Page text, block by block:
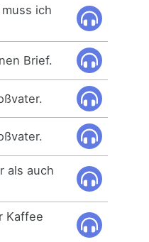
ich
Brief.
als auch
Kaffee